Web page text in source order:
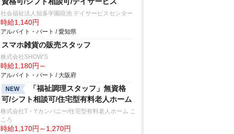
社会福祉法人知多学園葭池 デイサービスセンター
時給1,140円
アルバイト・パート / 愛知県
スマホ雑貨の販売スタッフ
株式会社SHOW’S
時給1,180円～
アルバイト・パート / 大阪府
NEW
「福祉調理スタッフ」無資格
可/シフト相談可/住宅型有料老人ホーム
株式会社T・Yカンパニー/住宅型有料老人ホーム こ
ころ
時給1,170円～1,270円